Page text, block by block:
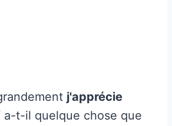
j'apprécie
a-t-il quelque chose que